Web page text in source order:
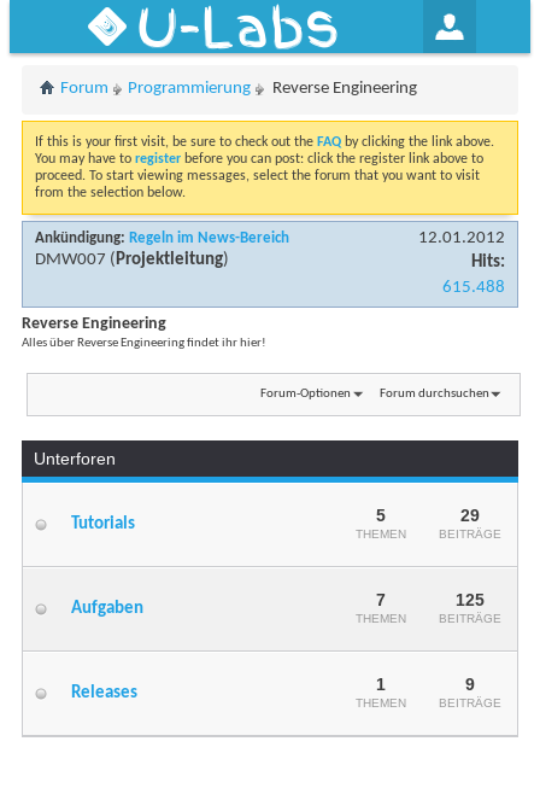
U-Labs
Forum Programmierung Reverse Engineering
If this is your first visit, be sure to check out the FAQ by clicking the link above.
You may have to register before you can post: click the register link above to
proceed. To start viewing messages, select the forum that you want to visit
from the selection below.
Ankündigung: Regeln im News-Bereich
DMW007 (Projektleitung)
12.01.2012
Hits:
615.488
Reverse Engineering
Alles über Reverse Engineering findet ihr hier!
Forum-Optionen Forum durchsuchen
Unterforen
Tutorials 5
THEMEN
29
BEITRÄGE
Aufgaben 7
THEMEN
125
BEITRÄGE
Releases 1
THEMEN
9
BEITRÄGE